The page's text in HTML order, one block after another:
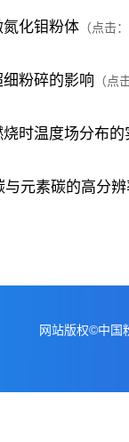
化钼粉体 （点击：
粉碎的影响 （点
时温度场分布的
元素碳的高分
网站版权©中国